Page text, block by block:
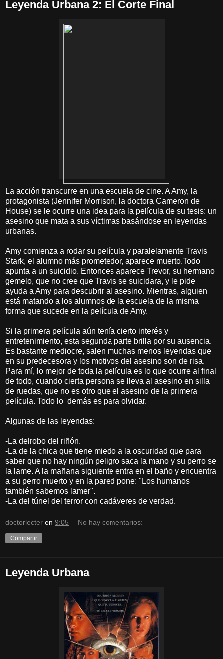
Leyenda Urbana 2: El Corte Final
La acción transcurre en una escuela de cine. A Amy, la
protagonista (Jennifer Morrison, la doctora Cameron de
House) se le ocurre una idea para la película de su tesis: un
asesino que mata a sus víctimas basándose en leyendas
urbanas.
Amy comienza a rodar su película y paralelamente Travis
Stark, el alumno más prometedor, aparece muerto.Todo
apunta a un suicidio. Entonces aparece Trevor, su hermano
gemelo, que no cree que Travis se suicidara, y le pide
ayuda a Amy para descubrir al asesino. Mientras, alguien
está matando a los alumnos de la escuela de la misma
forma que sucede en la película de Amy.
Si la primera película aún tenía cierto interés y
entretenimiento, esta segunda parte brilla por su ausencia.
Es bastante mediocre, salen muchas menos leyendas que
en su predecesora y los motivos del asesino son de risa.
Para mí, lo mejor de toda la película es lo que ocurre al final
de todo, cuando cierta persona se lleva al asesino en silla
de ruedas, que no es otro que el asesino de la primera
película. Todo lo demás es para olvidar.
Algunas de las leyendas:
-La delrobo del riñón.
-La de la chica que tiene miedo a la oscuridad que para
saber que no hay ningún peligro saca la mano y su perro se
la lame. A la mañana siguiente entra en el baño y encuentra
a su perro muerto y en la pared pone: "Los humanos
también sabemos lamer".
-La del túnel del terror con cadáveres de verdad.
doctorlecter en 9:05 No hay comentarios:
Compartir
Leyenda Urbana